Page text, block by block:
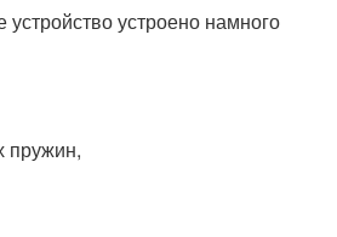
устройство устроено намного
пружин,